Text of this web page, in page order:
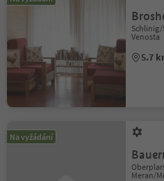
Schlinig/
Venosta
5.7
Na vyžádání
Meran/